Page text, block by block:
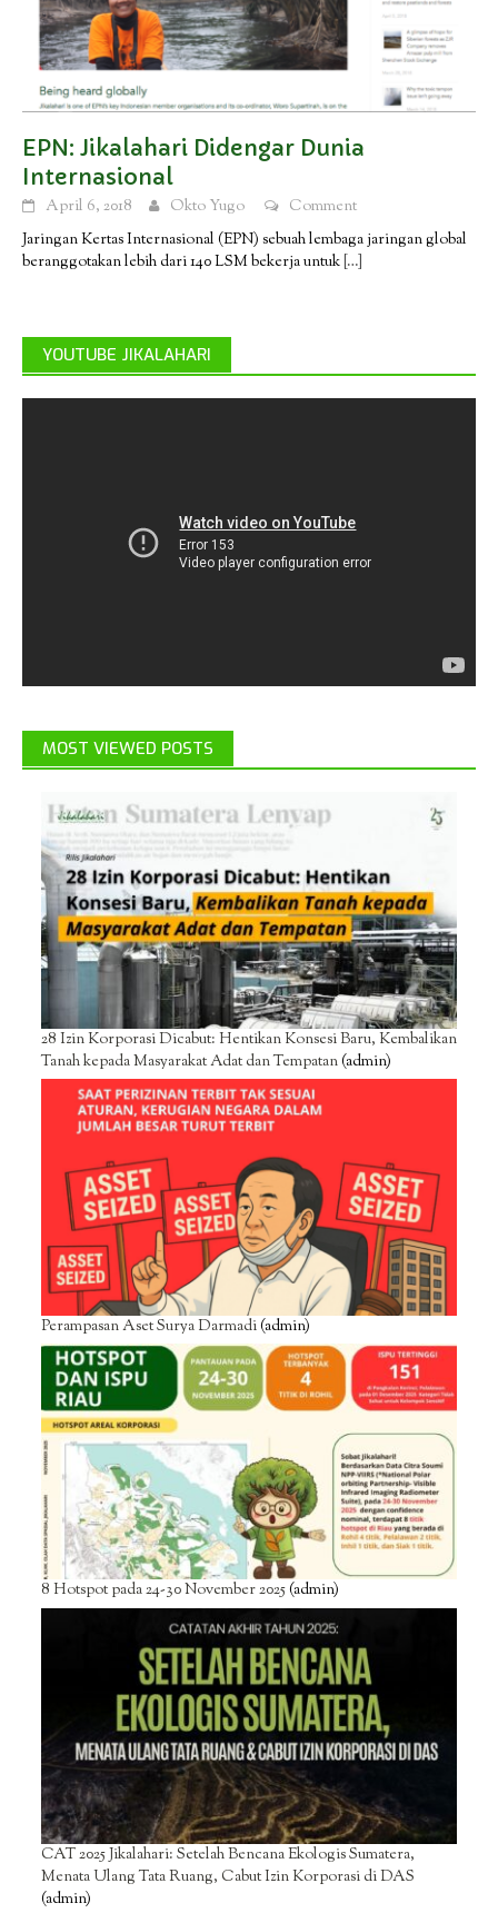
EPN: Jikalahari Didengar Dunia
Internasional
April 6, 2018 Okto Yugo
Comment
Jaringan Kertas Internasional (EPN) sebuah lembaga jaringan global
beranggotakan lebih dari 140 LSM bekerja untuk […]
YOUTUBE JIKALAHARI
MOST VIEWED POSTS
28 Izin Korporasi Dicabut: Hentikan Konsesi Baru, Kembalikan
Tanah kepada Masyarakat Adat dan Tempatan(admin)
Perampasan Aset Surya Darmadi(admin)
8 Hotspot pada 24-30 November 2025(admin)
CAT 2025 Jikalahari: Setelah Bencana Ekologis Sumatera,
Menata Ulang Tata Ruang, Cabut Izin Korporasi di DAS
(admin)